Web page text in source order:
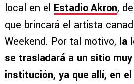
local en el Estadio Akron,
que brindará el artista
Weekend. Por tal motivo, la
se trasladará a un sitio
institución, ya que allí, en